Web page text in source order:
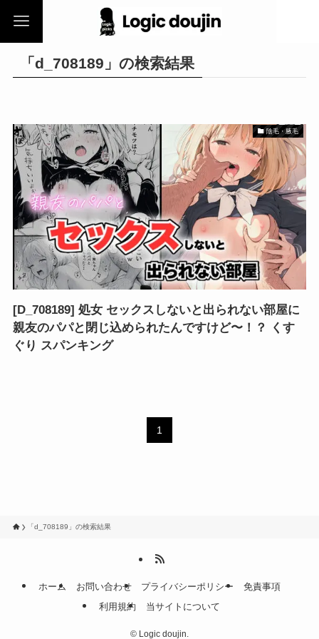
「d_708189」の検索結果
陰毛・腋毛
[D_708189] 処女 セックスしないと出られない部屋に
親友のパパと閉じ込められたんですけど〜！？ くす
ぐり スパンキング
1
「d_708189」の検索結果
ホーム お問い合わせ プライバシーポリシー
免責事項
利用規約
当サイトについて
© Logic doujin.